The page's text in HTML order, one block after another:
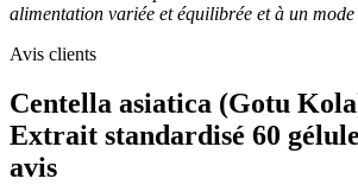
alimentation variée et équilibrée et à un mode
Avis clients
Centella asiatica (Gotu
Extrait standardisé 60
avis